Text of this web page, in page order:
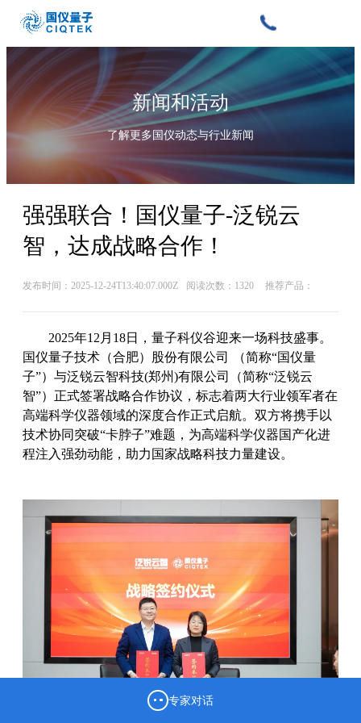
新闻和活动
了解更多国仪动态与行业新闻
强强联合！国仪量子-泛锐云
智，达成战略合作！
发布时间：2025-12-24T13:40:07.000Z 阅读次数：1320 推荐产品：
2025年12月18日，量子科仪谷迎来一场科技盛事。
国仪量子技术（合肥）股份有限公司 （简称“国仪量
子”）与泛锐云智科技(郑州)有限公司（简称“泛锐云
智”）正式签署战略合作协议，标志着两大行业领军者在
高端科学仪器领域的深度合作正式启航。双方将携手以
技术协同突破“卡脖子”难题，为高端科学仪器国产化进
程注入强劲动能，助力国家战略科技力量建设。
专家对话